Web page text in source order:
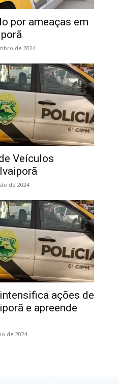
por ameaças em
de 2024
Veículos
de 2024
ações de
e apreende
de 2024